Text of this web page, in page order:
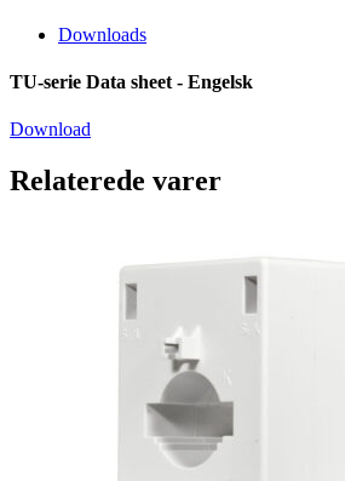
Downloads
TU-serie Data sheet - Engelsk
Download
Relaterede varer